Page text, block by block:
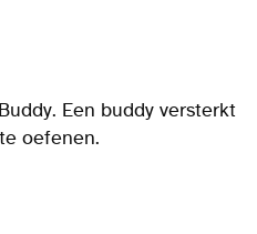
Een buddy versterkt
oefenen.